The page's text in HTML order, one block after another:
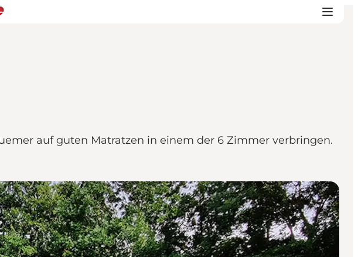
auf guten Matratzen in einem der 6 Zimmer verbringen.